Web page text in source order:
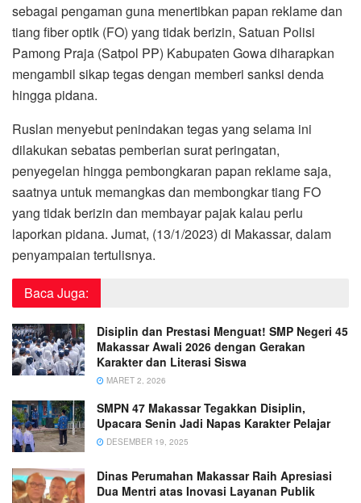
sebagai pengaman guna menertibkan papan reklame dan
tiang fiber optik (FO) yang tidak berizin, Satuan Polisi
Pamong Praja (Satpol PP) Kabupaten Gowa diharapkan
mengambil sikap tegas dengan memberi sanksi denda
hingga pidana.
Ruslan menyebut penindakan tegas yang selama ini
dilakukan sebatas pemberian surat peringatan,
penyegelan hingga pembongkaran papan reklame saja,
saatnya untuk memangkas dan membongkar tiang FO
yang tidak berizin dan membayar pajak kalau perlu
laporkan pidana. Jumat, (13/1/2023) di Makassar, dalam
penyampaian tertulisnya.
Baca Juga:
Disiplin dan Prestasi Menguat! SMP Negeri 45
Makassar Awali 2026 dengan Gerakan
Karakter dan Literasi Siswa
MARET 2, 2026
SMPN 47 Makassar Tegakkan Disiplin,
Upacara Senin Jadi Napas Karakter Pelajar
DESEMBER 19, 2025
Dinas Perumahan Makassar Raih Apresiasi
Dua Mentri atas Inovasi Layanan Publik